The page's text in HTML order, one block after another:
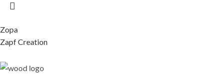
Zopa
Zapf Creation